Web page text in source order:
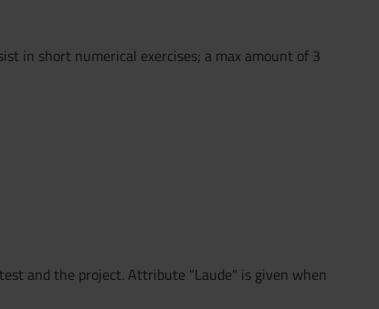
in short numerical exercises; a max amount of 3
and the project. Attribute "Laude" is given when